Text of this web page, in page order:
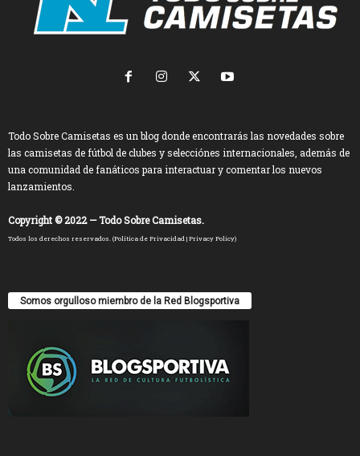
Todo Sobre Camisetas es un blog donde encontrarás las novedades sobre
las camisetas de fútbol de clubes y selecciónes internacionales, además de
una comunidad de fanáticos para interactuar y comentar los nuevos
lanzamientos.
Copyright © 2022 — Todo Sobre Camisetas.
Todos los derechos reservados. (Política de Privacidad | Privacy Policy)
Somos orgulloso miembro de la Red Blogsportiva